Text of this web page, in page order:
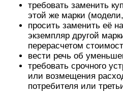
требовать заменить
этой же марки
просить заменить её
экземпляр другой
перерасчетом
вести речь об
требовать срочного
или возмещения
потребителя или